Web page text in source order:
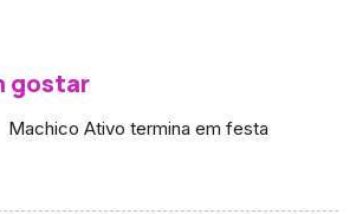
gostar
Machico Ativo termina em festa